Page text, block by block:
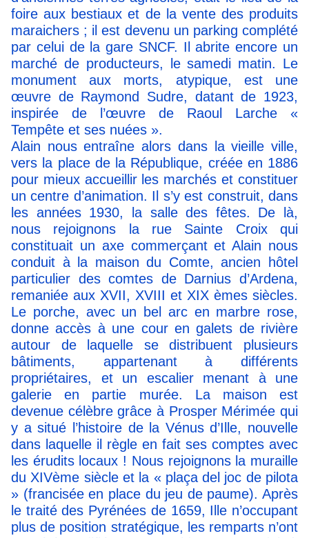
foire aux bestiaux et de la vente des produits
maraichers ; il est devenu un parking complété
par celui de la gare SNCF. Il abrite encore un
marché de producteurs, le samedi matin. Le
monument aux morts, atypique, est une
œuvre de Raymond Sudre, datant de 1923,
inspirée de l’œuvre de Raoul Larche «
Tempête et ses nuées ».
Alain nous entraîne alors dans la vieille ville,
vers la place de la République, créée en 1886
pour mieux accueillir les marchés et constituer
un centre d’animation. Il s’y est construit, dans
les années 1930, la salle des fêtes. De là,
nous rejoignons la rue Sainte Croix qui
constituait un axe commerçant et Alain nous
conduit à la maison du Comte, ancien hôtel
particulier des comtes de Darnius d’Ardena,
remaniée aux XVII, XVIII et XIX èmes siècles.
Le porche, avec un bel arc en marbre rose,
donne accès à une cour en galets de rivière
autour de laquelle se distribuent plusieurs
bâtiments, appartenant à différents
propriétaires, et un escalier menant à une
galerie en partie murée. La maison est
devenue célèbre grâce à Prosper Mérimée qui
y a situé l’histoire de la Vénus d’Ille, nouvelle
dans laquelle il règle en fait ses comptes avec
les érudits locaux ! Nous rejoignons la muraille
du XIVème siècle et la « plaça del joc de pilota
» (francisée en place du jeu de paume). Après
le traité des Pyrénées de 1659, Ille n’occupant
plus de position stratégique, les remparts n’ont